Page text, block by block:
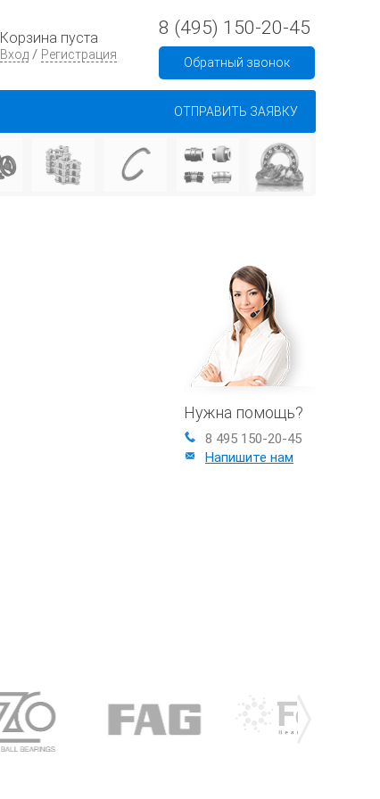
Корзина пуста
Вход / Регистрация
8 (495) 150-20-45
Обратный звонок
ОТПРАВИТЬ ЗАЯВКУ
Нужна помощь?
8 495 150-20-45
Напишите нам